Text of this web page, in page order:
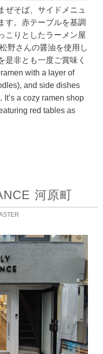
ぜそば、サイドメニュ
す。赤テーブルを基調
こりとしたラーメン屋
野さんの醤油を使用し
是非とも一度ご賞味く
with a layer of
and side dishes
a cozy ramen shop
red tables as
河原町